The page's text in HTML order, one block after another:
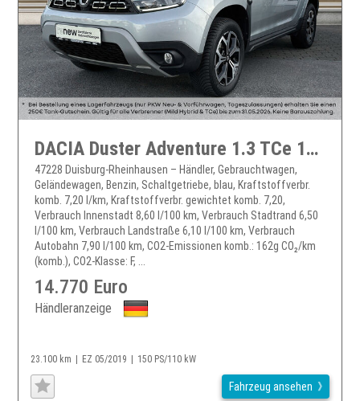
DACIA Duster Adventure 1.3 TCe 150
47228 Duisburg-Rheinhausen – Händler, Gebrauchtwagen,
Geländewagen, Benzin, Schaltgetriebe, blau, Kraftstoffverbr.
komb. 7,20 l/km, Kraftstoffverbr. gewichtet komb. 7,20,
Verbrauch Innenstadt 8,60 l/100 km, Verbrauch Stadtrand 6,50
l/100 km, Verbrauch Landstraße 6,10 l/100 km, Verbrauch
Autobahn 7,90 l/100 km, CO2-Emissionen komb.: 162g CO₂/km
(komb.), CO2-Klasse: F, ...
14.770 Euro
Händleranzeige
23.100 km EZ 05/2019 150 PS/110 kW
Fahrzeug ansehen